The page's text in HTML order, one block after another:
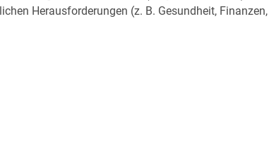
Herausforderungen (z. B. Gesundheit, Finanzen,